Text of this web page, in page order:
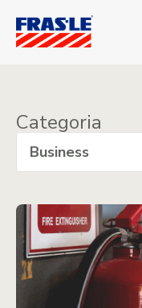
Categoria